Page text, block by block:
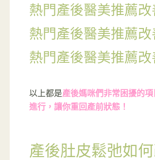
熱門產後醫美推薦
熱門產後醫美推薦
熱門產後醫美推薦
以上都是產後媽咪們非常困擾的
進行，讓你重回產前狀態！
產後肚皮鬆弛如